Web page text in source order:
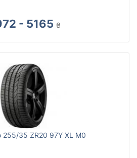
- 5165 ₴
255/35 ZR20 97Y XL M0